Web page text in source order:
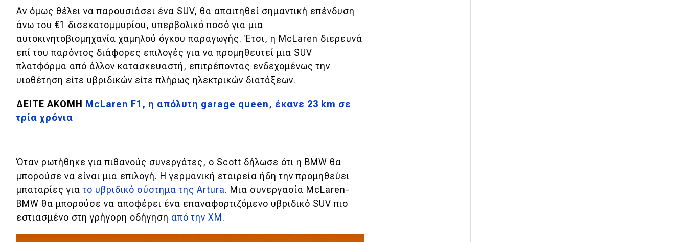
Mobility
Σταθμοί φόρτισης
Classic
Νέα
Παρουσιάσεις
DRIVE Away
MOTO
Μεταχειρισμένο
Οδηγός αγοράς
Αν όμως θέλει να παρουσιάσει ένα SUV, θα απαιτηθεί σημαντική επένδυση
άνω του €1 δισεκατομμυρίου, υπερβολικό ποσό για μια
αυτοκινητοβιομηχανία χαμηλού όγκου παραγωγής. Έτσι, η McLaren διερευνά
επί του παρόντος διάφορες επιλογές για να προμηθευτεί μια SUV
πλατφόρμα από άλλον κατασκευαστή, επιτρέποντας ενδεχομένως την
υιοθέτηση είτε υβριδικών είτε πλήρως ηλεκτρικών διατάξεων.
ΔΕΙΤΕ ΑΚΟΜΗ
McLaren F1, η απόλυτη garage queen, έκανε 23 km σε
τρία χρόνια
Όταν ρωτήθηκε για πιθανούς συνεργάτες, ο Scott δήλωσε ότι η BMW θα
μπορούσε να είναι μια επιλογή. Η γερμανική εταιρεία ήδη την προμηθεύει
μπαταρίες γιατο υβριδικό σύστημα της Artura. Μια συνεργασία McLaren-
BMW θα μπορούσε να αποφέρει ένα επαναφορτιζόμενο υβριδικό SUV πιο
εστιασμένο στη γρήγορη οδήγηση από την XM .